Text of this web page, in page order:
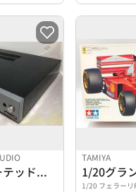
インテグレーテッドアンプ 60iRv
TAMIYA
1/20 フェラーリ